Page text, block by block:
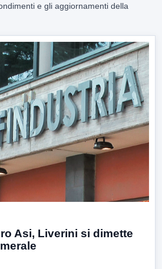
e gli aggiornamenti della
Asi, Liverini si dimette